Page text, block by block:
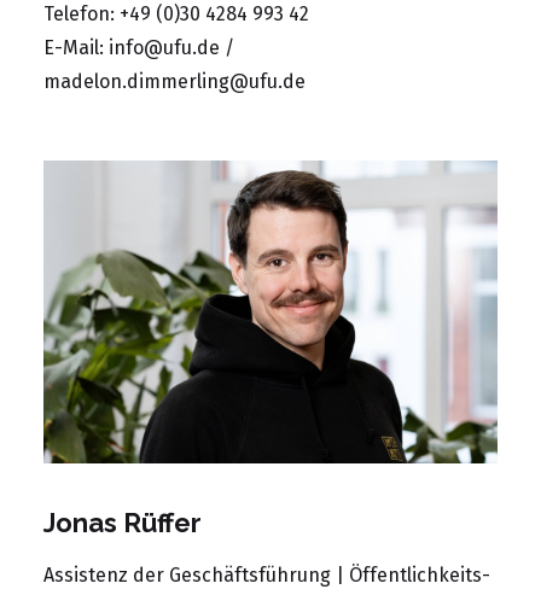
Telefon: +49 (0)30 4284 993 42
E-Mail: info@ufu.de /
madelon.dimmerling@ufu.de
Jonas Rüffer
Assistenz der Geschäftsführung | Öffentlichkeits-